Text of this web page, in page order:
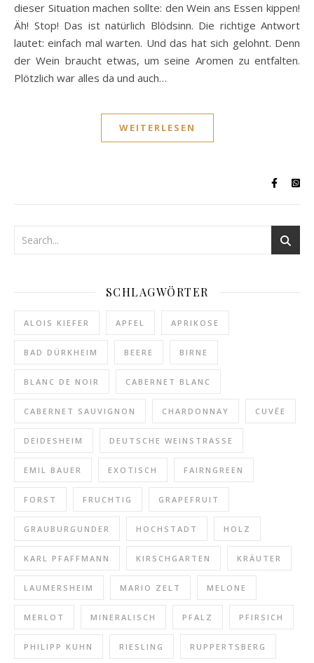
dieser Situation machen sollte: den Wein ans Essen kippen!
Äh! Stop! Das ist natürlich Blödsinn. Die richtige Antwort
lautet: einfach mal warten. Und das hat sich gelohnt. Denn
der Wein braucht etwas, um seine Aromen zu entfalten.
Plötzlich war alles da und auch…
WEITERLESEN
SCHLAGWÖRTER
ALOIS KIEFER APFEL APRIKOSE
BAD DÜRKHEIM BEERE BIRNE
BLANC DE NOIR CABERNET BLANC
CABERNET SAUVIGNON CHARDONNAY CUVÉE
DEIDESHEIM DEUTSCHE WEINSTRASSE
EMIL BAUER EXOTISCH FAIRNGREEN
FORST FRUCHTIG GRAPEFRUIT
GRAUBURGUNDER HOCHSTADT HOLZ
KARL PFAFFMANN KIRSCHGARTEN KRÄUTER
LAUMERSHEIM MARIO ZELT MELONE
MERLOT MINERALISCH PFALZ PFIRSICH
PHILIPP KUHN RIESLING RUPPERTSBERG